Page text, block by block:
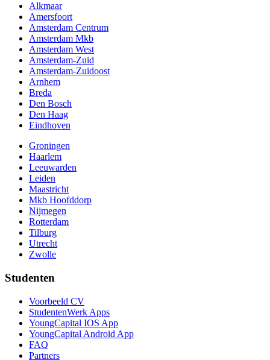
Alkmaar
Amersfoort
Amsterdam Centrum
Amsterdam Mkb
Amsterdam West
Amsterdam-Zuid
Amsterdam-Zuidoost
Arnhem
Breda
Den Bosch
Den Haag
Eindhoven
Groningen
Haarlem
Leeuwarden
Leiden
Maastricht
Mkb Hoofddorp
Nijmegen
Rotterdam
Tilburg
Utrecht
Zwolle
Studenten
Voorbeeld CV
StudentenWerk Apps
YoungCapital IOS App
YoungCapital Android App
FAQ
Partners